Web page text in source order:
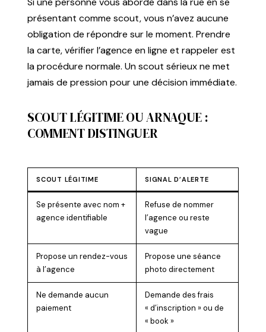
présentant comme scout, vous n’avez aucune
obligation de répondre sur le moment. Prendre
la carte, vérifier l’agence en ligne et rappeler est
la procédure normale. Un scout sérieux ne met
jamais de pression pour une décision immédiate.
SCOUT LÉGITIME OU ARNAQUE :
COMMENT DISTINGUER
SCOUT LÉGITIME SIGNAL D’ALERTE
Se présente avec nom +
agence identifiable
Refuse de nommer
l’agence ou reste
vague
Propose un rendez-vous
à l’agence
Propose une séance
photo directement
Ne demande aucun
paiement
Demande des frais
« d’inscription » ou de
« book »